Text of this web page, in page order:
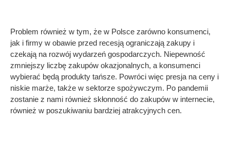
Problem również w tym, że w Polsce zarówno konsumenci,
jak i firmy w obawie przed recesją ograniczają zakupy i
czekają na rozwój wydarzeń gospodarczych. Niepewność
zmniejszy liczbę zakupów okazjonalnych, a konsumenci
wybierać będą produkty tańsze. Powróci więc presja na ceny i
niskie marże, także w sektorze spożywczym. Po pandemii
zostanie z nami również skłonność do zakupów w internecie,
również w poszukiwaniu bardziej atrakcyjnych cen.